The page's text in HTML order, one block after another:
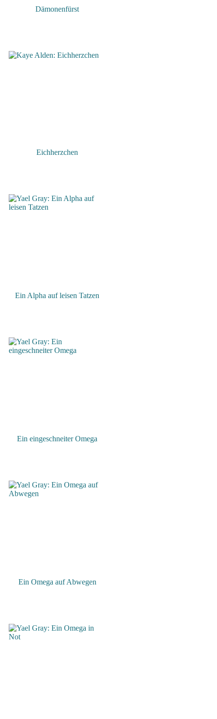
Dämonenfürst
Eichherzchen
Ein Alpha auf leisen Tatzen
Ein eingeschneiter Omega
Ein Omega auf Abwegen